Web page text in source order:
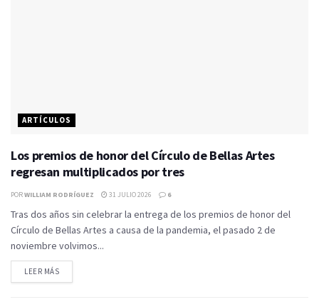
ARTÍCULOS
Los premios de honor del Círculo de Bellas Artes
regresan multiplicados por tres
PORWILLIAM RODRÍGUEZ 31 JULIO 2026 6
Tras dos años sin celebrar la entrega de los premios de honor del
Círculo de Bellas Artes a causa de la pandemia, el pasado 2 de
noviembre volvimos...
LEER MÁS